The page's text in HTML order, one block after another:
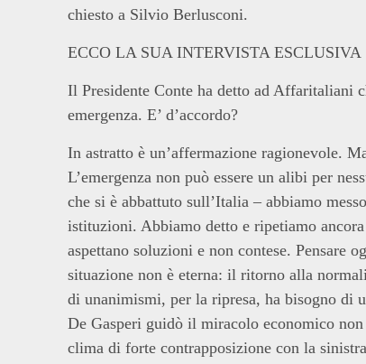
chiesto a Silvio Berlusconi.
ECCO LA SUA INTERVISTA ESCLUSIVA
Il Presidente Conte ha detto ad Affaritaliani
emergenza. E’ d’accordo?
In astratto è un’affermazione ragionevole.
L’emergenza non può essere un alibi per
che si è abbattuto sull’Italia – abbiamo
istituzioni. Abbiamo detto e ripetiamo
aspettano soluzioni e non contese. Pensare
situazione non è eterna: il ritorno alla
di unanimismi, per la ripresa, ha bisogno di
De Gasperi guidò il miracolo economico
clima di forte contrapposizione con la